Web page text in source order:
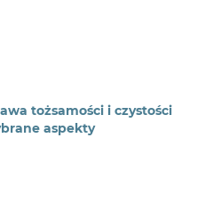
tożsamości i czystości
aspekty